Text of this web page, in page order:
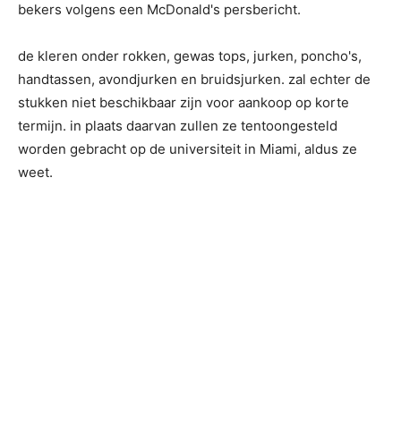
bekers volgens een McDonald's persbericht.
de kleren onder rokken, gewas tops, jurken, poncho's,
handtassen, avondjurken en bruidsjurken. zal echter de
stukken niet beschikbaar zijn voor aankoop op korte
termijn. in plaats daarvan zullen ze tentoongesteld
worden gebracht op de universiteit in Miami, aldus ze
weet.